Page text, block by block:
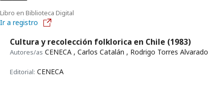
Libro en Biblioteca Digital
Ir a registro
Cultura y recolección folklorica en Chile (1983)
Autores/as CENECA , Carlos Catalán , Rodrigo Torres Alvarado
Editorial: CENECA